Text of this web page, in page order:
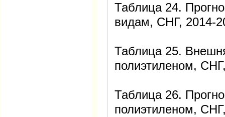
Таблица 24.
видам, СНГ, 2014-
Таблица 25.
полиэтиленом,
Таблица 26.
полиэтиленом,